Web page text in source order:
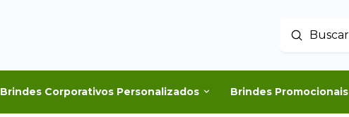
Buscar
Enviar
Brindes Corporativos Personalizados Brindes Promocionais